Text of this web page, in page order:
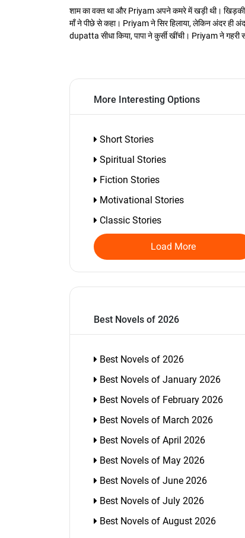
शाम का वक्त था और Priyam अपने कमरे में खड़ी थी।
माँ ने पीछे से कहा। Priyam ने सिर हिलाया, लेकिन अंदर ही
dupatta सीधा किया, पापा ने कुर्सी खींची। Priyam ने
More Interesting Options
Short Stories
Spiritual Stories
Fiction Stories
Motivational Stories
Classic Stories
Load More
Best Novels of 2026
Best Novels of 2026
Best Novels of January 2026
Best Novels of February 2026
Best Novels of March 2026
Best Novels of April 2026
Best Novels of May 2026
Best Novels of June 2026
Best Novels of July 2026
Best Novels of August 2026